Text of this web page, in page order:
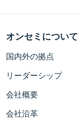
オンセミについて
国内外の拠点
リーダーシップ
会社概要
会社沿革